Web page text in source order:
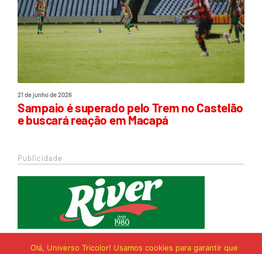
21 de junho de 2026
Sampaio é superado pelo Trem no Castelão
e buscará reação em Macapá
Publicidade
Olá, Universo Tricolor! Usamos cookies para garantir que